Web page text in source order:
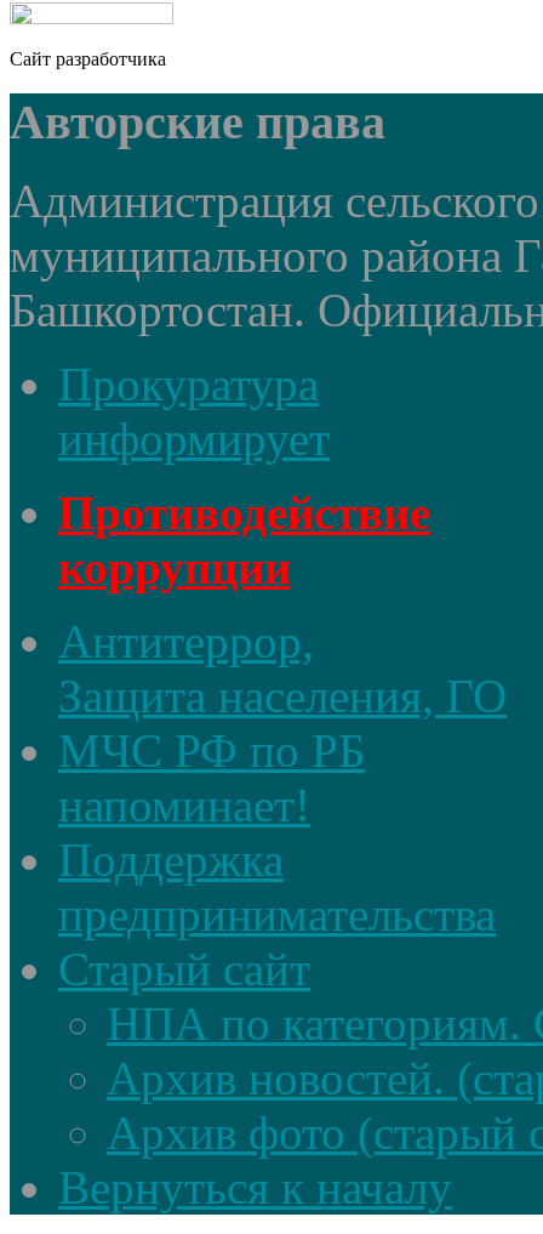
Сайт разработчика
Авторские права
Администрация
муниципального района
Башкортостан.
Прокуратура
информирует
Противодействие
коррупции
Антитеррор,
Защита населения, ГО
МЧС РФ по РБ
напоминает!
Поддержка
предпринимательства
Старый сайт
НПА по категориям.
Архив новостей.
Архив фото (старый
Вернуться к началу